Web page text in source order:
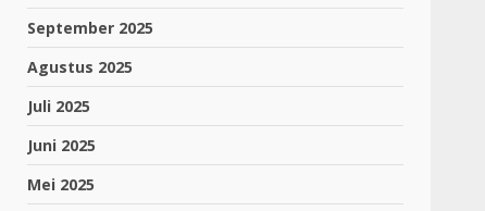
September 2025
Agustus 2025
Juli 2025
Juni 2025
Mei 2025